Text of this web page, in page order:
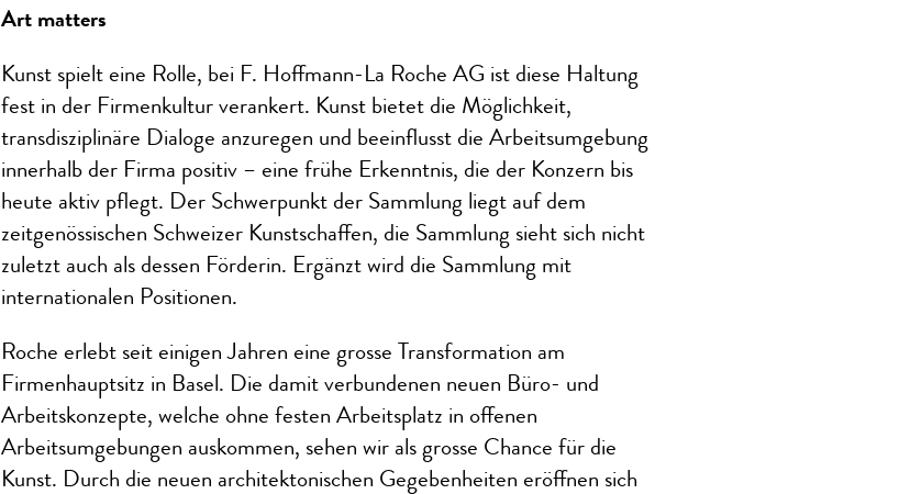
Art matters
Kunst spielt eine Rolle, bei F. Hoffmann-La Roche AG ist diese Haltung
fest in der Firmenkultur verankert. Kunst bietet die Möglichkeit,
transdisziplinäre Dialoge anzuregen und beeinflusst die Arbeitsumgebung
innerhalb der Firma positiv – eine frühe Erkenntnis, die der Konzern bis
heute aktiv pflegt. Der Schwerpunkt der Sammlung liegt auf dem
zeitgenössischen Schweizer Kunstschaffen, die Sammlung sieht sich nicht
zuletzt auch als dessen Förderin. Ergänzt wird die Sammlung mit
internationalen Positionen.
Roche erlebt seit einigen Jahren eine grosse Transformation am
Firmenhauptsitz in Basel. Die damit verbundenen neuen Büro- und
Arbeitskonzepte, welche ohne festen Arbeitsplatz in offenen
Arbeitsumgebungen auskommen, sehen wir als grosse Chance für die
Kunst. Durch die neuen architektonischen Gegebenheiten eröffnen sich